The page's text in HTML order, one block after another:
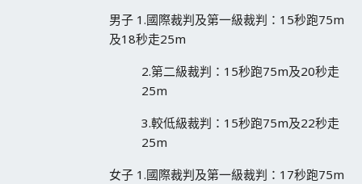
男子 1.國際裁判及第一級裁判：15秒跑75m
及18秒走25m
2.第二級裁判：15秒跑75m及20秒走
25m
3.較低級裁判：15秒跑75m及22秒走
25m
女子 1.國際裁判及第一級裁判：17秒跑75m